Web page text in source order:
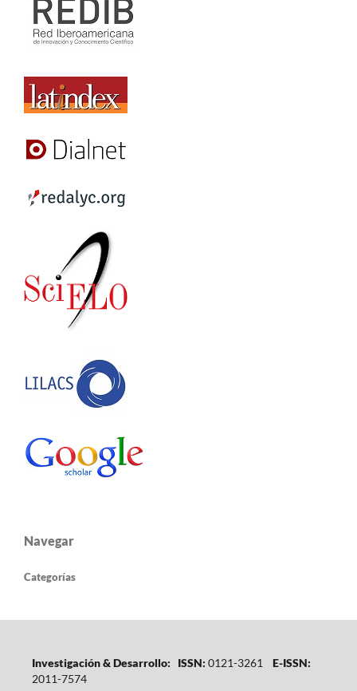
Navegar
Categorías
Investigación & Desarrollo: ISSN: 0121-3261
E-ISSN:
2011-7574